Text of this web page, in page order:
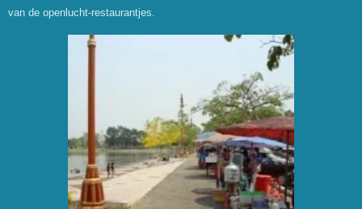
van de openlucht-restaurantjes.